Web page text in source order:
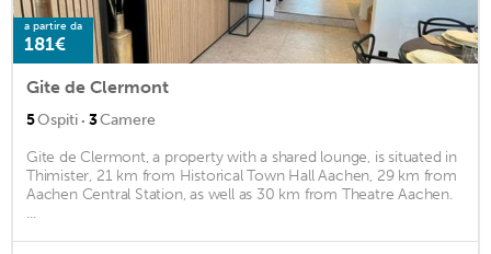
a partire da
181€
Gite de Clermont
5Ospiti · 3Camere
Gite de Clermont, a property with a shared lounge, is situated in
Thimister, 21 km from Historical Town Hall Aachen, 29 km from
Aachen Central Station, as well as 30 km from Theatre Aachen.
...